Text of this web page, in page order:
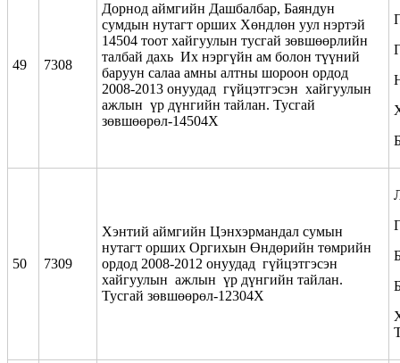
49 7308
Дорнод аймгийн Дашбалбар, Баяндун
сумдын нутагт орших Хөндлөн уул нэртэй
14504 тоот хайгуулын тусгай зөвшөөрлийн
талбай дахь Их нэргүйн ам болон түүний
баруун салаа амны алтны шороон ордод
2008-2013 онуудад гүйцэтгэсэн хайгуулын
ажлын үр дүнгийн тайлан. Тусгай
зөвшөөрөл-14504Х
50 7309
Хэнтий аймгийн Цэнхэрмандал сумын
нутагт орших Оргихын Өндөрийн төмрийн
ордод 2008-2012 онуудад гүйцэтгэсэн
хайгуулын ажлын үр дүнгийн тайлан.
Тусгай зөвшөөрөл-12304Х